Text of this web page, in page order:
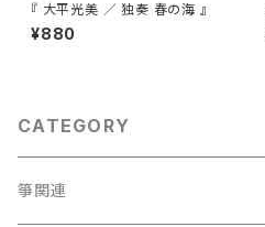
『 大平光美 ／ 独奏 春の海 』
¥880
CATEGORY
箏関連